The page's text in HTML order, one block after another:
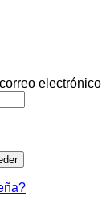
electrónico